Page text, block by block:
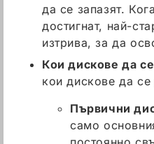
да се запазят.
достигнат, най-
изтрива, за да
Кои дискове да
кои дискове да се
Първични
само